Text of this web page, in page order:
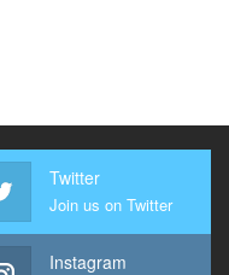
Twitter
Join us on Twitter
Instagram